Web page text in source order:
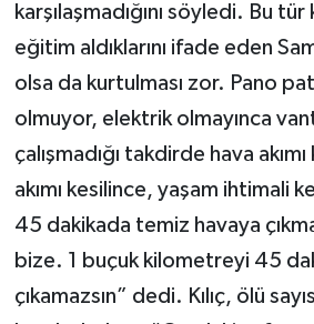
karşılaşmadığını söyledi. Bu tür
eğitim aldıklarını ifade eden
olsa da kurtulması zor. Pano
olmuyor, elektrik olmayınca
çalışmadığı takdirde hava
akımı kesilince, yaşam ihtimali
45 dakikada temiz havaya
bize. 1 buçuk kilometreyi 45
çıkamazsın” dedi. Kılıç, ölü